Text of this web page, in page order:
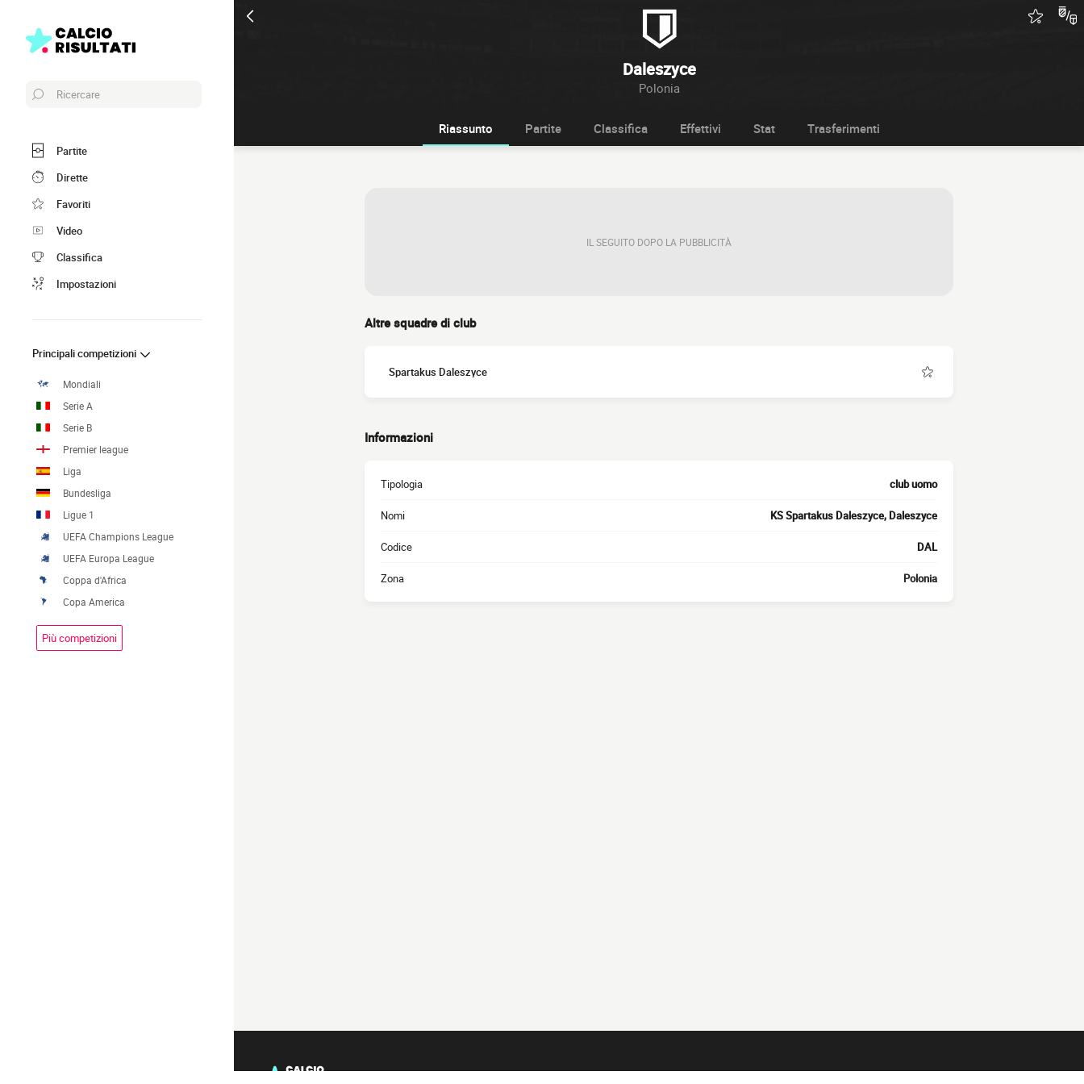
Daleszyce
Polonia
Ricercare
Partite
Dirette
Favoriti
Video
Classifica
Impostazioni
Principali competizioni
Mondiali
Serie A
Serie B
Premier league
Liga
Bundesliga
Ligue 1
UEFA Champions League
UEFA Europa League
Coppa d'Africa
Copa America
Più competizioni
Riassunto Partite Classifica Effettivi Stat Trasferimenti
IL SEGUITO DOPO LA PUBBLICITÀ
Altre squadre di club
Spartakus Daleszyce
Informazioni
Tipologia club uomo
Nomi KS Spartakus Daleszyce, Daleszyce
Codice DAL
Zona Polonia